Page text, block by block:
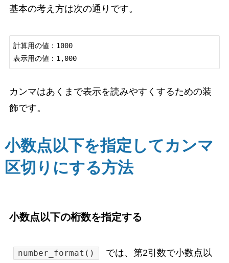
基本の考え方は次の通りです。
計算用の値：1000
表示用の値：1,000
カンマはあくまで表示を読みやすくするための装
飾です。
小数点以下を指定してカンマ
区切りにする方法
小数点以下の桁数を指定する
number_format()
では、第2引数で小数点以